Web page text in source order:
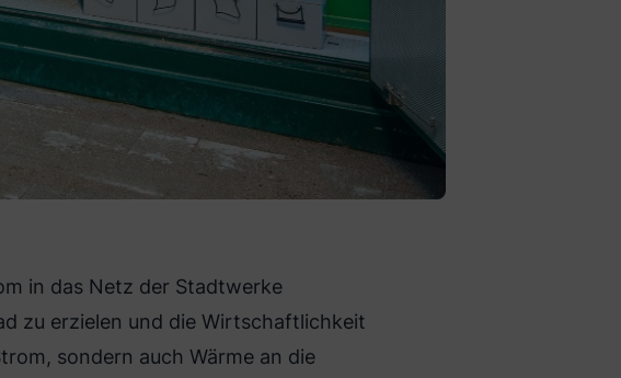
in das Netz der Stadtwerke
zu erzielen und die Wirtschaftlichkeit
sondern auch Wärme an die